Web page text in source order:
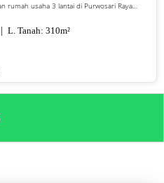
rumah usaha 3 lantai di Purwosari Raya
M / sewa 135 juta per tahun.
L. Tanah: 310m²